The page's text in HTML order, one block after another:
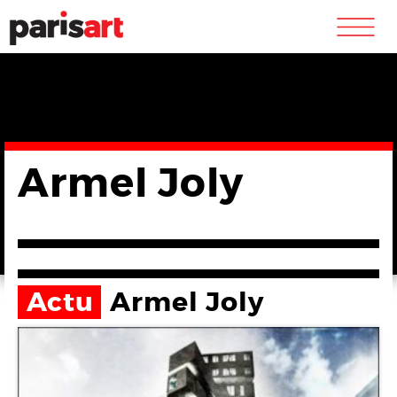
m
Armel Joly
Actu Armel Joly